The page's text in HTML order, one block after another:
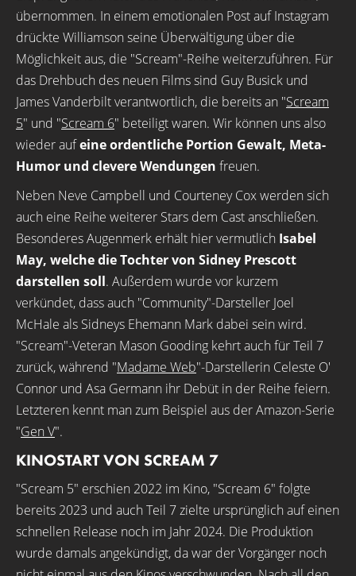
übernommen. In einem emotionalen Post auf Instagram
drückte Williamson seine Überwältigung über die
Möglichkeit aus, die "Scream"-Reihe weiterzuführen. Für
das Drehbuch des neuen Films sind Guy Busick und
James Vanderbilt verantwortlich, die bereits an "Scream
5" und "Scream 6" beteiligt waren. Wir können uns also
wieder aufeine ordentliche Portion Gewalt, Meta-
Humor und clevere Wendungen freuen.
Neben Neve Campbell und Courteney Cox werden sich
auch eine Reihe weiterer Stars dem Cast anschließen.
Besonderes Augenmerk erhält hier vermutlich Isabel
May, welche die Tochter von Sidney Prescott
darstellen soll. Außerdem wurde vor kurzem
verkündet, dass auch "Community"-Darsteller Joel
McHale als Sidneys Ehemann Mark dabei sein wird.
"Scream"-Veteran Mason Gooding kehrt auch für Teil 7
zurück, während "Madame Web"-Darstellerin Celeste O'
Connor und Asa Germann ihr Debüt in der Reihe feiern.
Letzteren kennt man zum Beispiel aus der Amazon-Serie
"Gen V".
KINOSTART VON SCREAM 7
"Scream 5" erschien 2022 im Kino, "Scream 6" folgte
bereits 2023 und auch Teil 7 zielte ursprünglich auf einen
schnellen Release noch im Jahr 2024. Die Produktion
wurde damals angekündigt, da war der Vorgänger noch